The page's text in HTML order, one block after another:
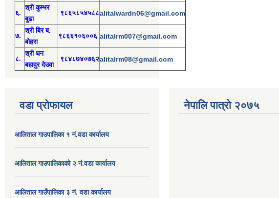
६.
श्री कुम्भर
बुढा
९८६५८५४५८८alitalwardn06@gmail.com
७.
श्री बिर ब.
बोहरा
९८६६१०६००६ alitalrm007@gmail.com
८.
श्री धन
बहादुर देउवा
९८४८७४०७६२alitalrm08@gmail.com
वडा प्रोफायल
आलिताल गाउपालिका १ नं.वडा कार्यालय
आलिताल गाउपालिकाको २ नं.वडा कार्यालय
आलिताल गाउँपालिका ३ नं. वडा कार्यालय
नेपालि पात्रो २०७५